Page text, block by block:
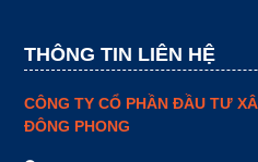
THÔNG TIN LIÊN HỆ
CÔNG TY CỔ PHẦN ĐẦU TƯ
ĐÔNG PHONG